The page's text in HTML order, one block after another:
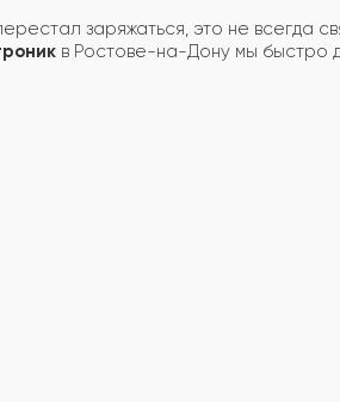
заряжаться, это не всегда
в Ростове-на-Дону мы быстро